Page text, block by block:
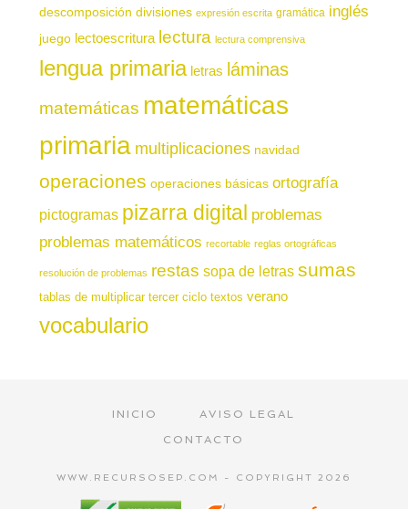
descomposición divisiones expresión escrita gramática inglés
juego lectoescritura lectura lectura comprensiva
lengua primaria letras láminas
matemáticas matemáticas
primaria multiplicaciones navidad
operaciones operaciones básicas ortografía
pictogramas pizarra digital problemas
problemas matemáticos recortable reglas ortográficas
resolución de problemas restas sopa de letras sumas
tablas de multiplicar tercer ciclo textos verano
vocabulario
INICIO
AVISO LEGAL
CONTACTO
WWW.RECURSOSEP.COM - COPYRIGHT 2026